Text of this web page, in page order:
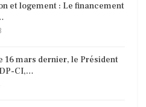
et logement : Le financement
16 mars dernier, le Président
CI,…